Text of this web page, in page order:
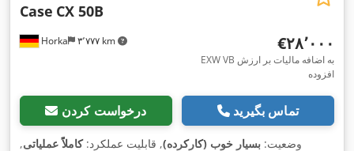
Horka ۳٬۷۷۷ km
Case CX 50B
‎€۲۸٬۰۰۰
EXW VB به اضافه مالیات بر ارزش
افزوده
درخواست کردن تماس بگیرید
وضعیت: بسیار خوب (کارکرده), قابلیت عملکرد:کاملاً عملیاتی,